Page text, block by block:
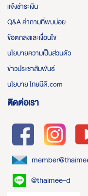
แจ้งชำระเงิน
Q&A คำถามที่พบบ่อย
ข้อตกลงและเงื่อนไข
นโยบายความเป็นส่วนตัว
ข่าวประชาสัมพันธ์
นโยบาย ไทยมีดี.com
ติดต่อเรา
@thaimee-d